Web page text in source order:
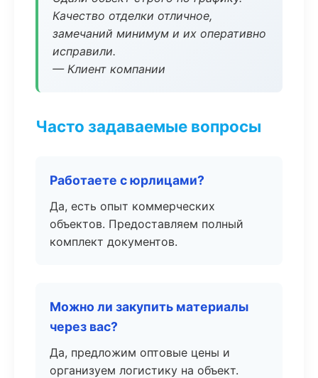
Качество отделки отличное,
замечаний минимум и их оперативно
исправили.
— Клиент компании
Часто задаваемые вопросы
Работаете с юрлицами?
Да, есть опыт коммерческих
объектов. Предоставляем полный
комплект документов.
Можно ли закупить материалы
через вас?
Да, предложим оптовые цены и
организуем логистику на объект.